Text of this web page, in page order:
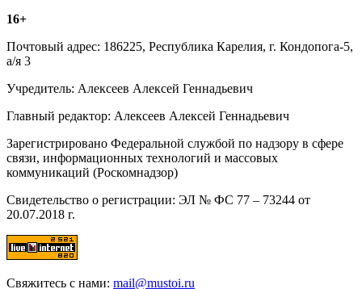
16+
Почтовый адрес: 186225, Республика Карелия, г. Кондопога-5,
а/я 3
Учредитель: Алексеев Алексей Геннадьевич
Главный редактор: Алексеев Алексей Геннадьевич
Зарегистрировано Федеральной службой по надзору в сфере
связи, информационных технологий и массовых
коммуникаций (Роскомнадзор)
Свидетельство о регистрации: ЭЛ № ФС 77 – 73244 от
20.07.2018 г.
Свяжитесь с нами: mail@mustoi.ru